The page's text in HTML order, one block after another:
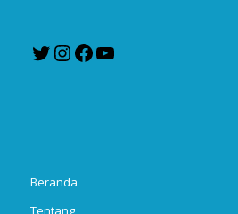
TwitterInstagram
Facebook
Beranda
Tentang